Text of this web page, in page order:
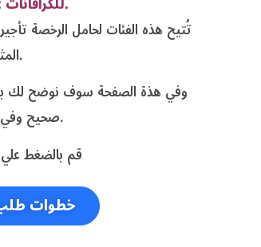
تُتيح هذه الفئات لحامل الرخصة
المثبتة بالرخصة.
وفي هذة الصفحة سوف نوضح لك
صحيح وفي خلال 3 دقائق فقط.
قم بالضغط علي
خطوات